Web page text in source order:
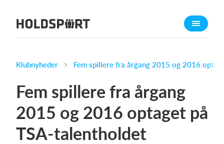
Om Holdsport
Presseomtale
Funktioner
Kalender
Klubnyheder Fem spillere fra årgang 2015 og 2016
Fem spillere fra årgang
2015 og 2016 optaget på
TSA-talentholdet